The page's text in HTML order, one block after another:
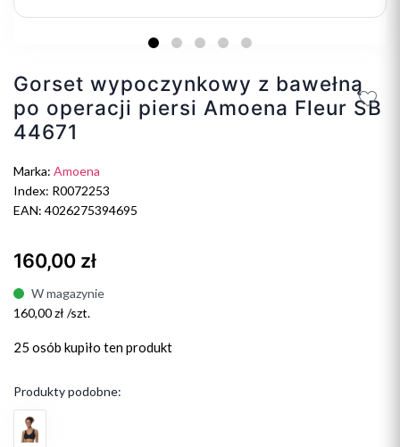
Gorset wypoczynkowy z bawełną
po operacji piersi Amoena Fleur SB
44671
Marka: Amoena
Index: R0072253
EAN: 4026275394695
160,00 zł
W magazynie
160,00 zł /szt.
25 osób kupiło ten produkt
Produkty podobne: